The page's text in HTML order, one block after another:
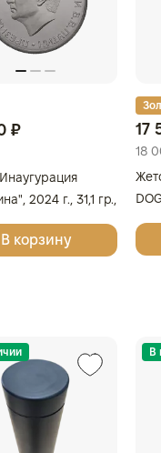
₽
2024 г., 31,1 гр.,
РОССИЯ
В корзину
17
18
В